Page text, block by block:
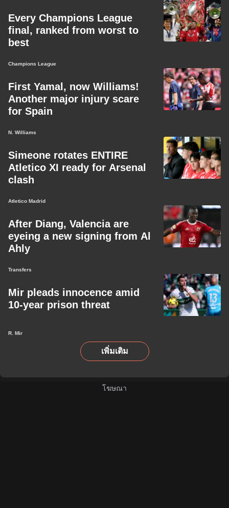
Every Champions League
final, ranked from worst to
best
Champions League
First Yamal, now Williams!
Another major injury scare
for Spain
N. Williams
Simeone rotates ENTIRE
Atletico XI ready for Arsenal
clash
Atletico Madrid
After Diang, Valencia are
eyeing a new signing from Al
Ahly
Transfers
Mir pleads innocence amid
10-year prison threat
R. Mir
เพิ่มเติม